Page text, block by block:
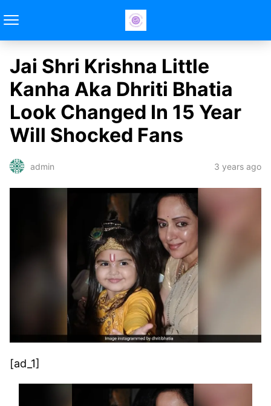
Jai Shri Krishna Little
Kanha Aka Dhriti Bhatia
Look Changed In 15 Year
Will Shocked Fans
admin 3 years ago
[ad_1]